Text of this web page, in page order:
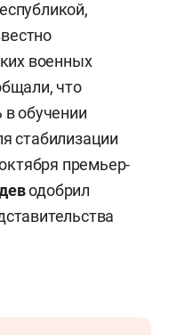
военных
что
обучении
стабилизации
премьер-
одобрил